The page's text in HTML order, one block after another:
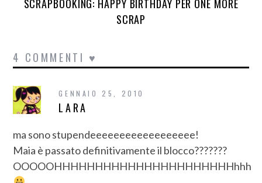
SCRAPBOOKING: HAPPY BIRTHDAY PER ONE MORE
SCRAP
4 COMMENTI ♥
GENNAIO 25, 2010
LARA
ma sono stupendeeeeeeeeeeeeeeeeee!
Maia è passato definitivamente il blocco???????
OOOOOHHHHHHHHHHHHHHHHHHHHHHhhh